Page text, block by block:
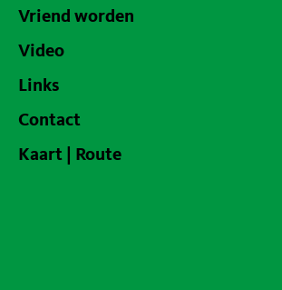
Vriend worden
Video
Links
Contact
Kaart | Route